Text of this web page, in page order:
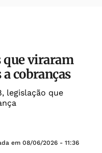
que viraram
cobranças
legislação que
em 08/06/2026 - 11:36